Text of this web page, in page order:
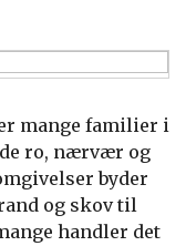
mange familier i
ro, nærvær og
byder
og skov til
handler det